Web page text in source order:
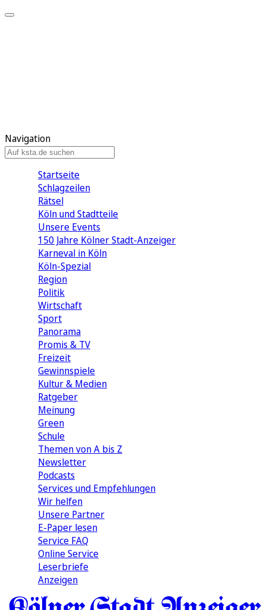
Navigation
Startseite
Schlagzeilen
Rätsel
Köln und Stadtteile
Unsere Events
150 Jahre Kölner Stadt-Anzeiger
Karneval in Köln
Köln-Spezial
Region
Politik
Wirtschaft
Sport
Panorama
Promis & TV
Freizeit
Gewinnspiele
Kultur & Medien
Ratgeber
Meinung
Green
Schule
Themen von A bis Z
Newsletter
Podcasts
Services und Empfehlungen
Wir helfen
Unsere Partner
E-Paper lesen
Service FAQ
Online Service
Leserbriefe
Anzeigen